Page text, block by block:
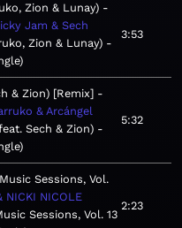
Zion & Lunay)
Jam & Sech
Zion & Lunay) -
3:53
& Zion) [Remix]
& Arcángel
Sech & Zion) -
5:32
Sessions, Vol.
NICKI NICOLE
Sessions, Vol. 13
2:23